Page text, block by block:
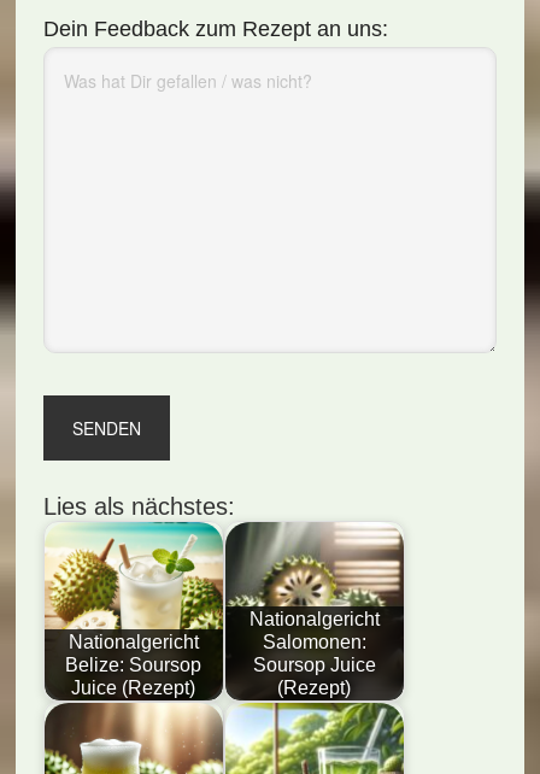
Dein Feedback zum Rezept an uns:
Lies als nächstes:
Nationalgericht
Belize: Soursop
Juice (Rezept)
Nationalgericht
Salomonen:
Soursop Juice
(Rezept)